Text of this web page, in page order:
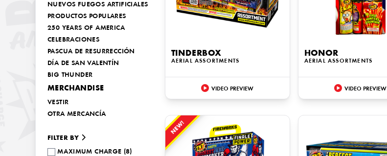
NUEVOS FUEGOS ARTIFICIALES
PRODUCTOS POPULARES
250 YEARS OF AMERICA
CELEBRACIONES
PASCUA DE RESURRECCIÓN
DÍA DE SAN VALENTÍN
BIG THUNDER
MERCHANDISE
VESTIR
OTRA MERCANCÍA
FILTER BY
MAXIMUM CHARGE (8)
TINDERBOX
AERIAL ASSORTMENTS
VIDEO PREVIEW
HONOR
AERIAL ASSORTMENTS
VIDEO PREVIEW
NEW!